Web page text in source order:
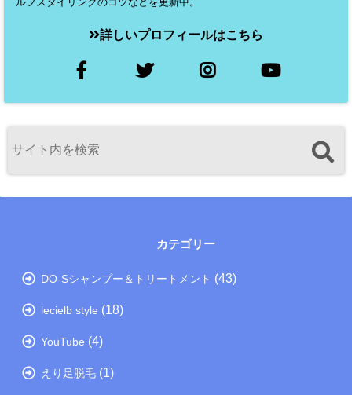
詳しいプロフィールはこちら
カテゴリー
DO-Sシャンプー＆トリートメント (43)
lecielb style (18)
YouTube (4)
えり足脱毛 (1)